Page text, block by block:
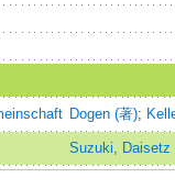
Dogen (著);
Suzuki, Daisetz